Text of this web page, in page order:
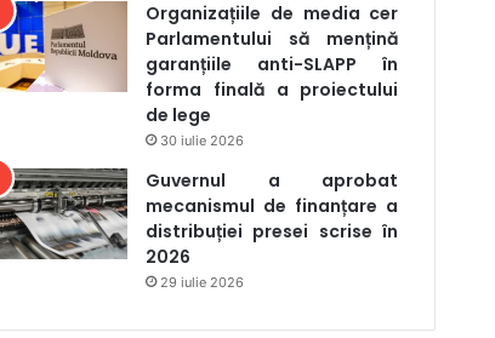
Organizațiile de media cer
Parlamentului să mențină
garanțiile anti-SLAPP în
forma finală a proiectului
de lege
30 iulie 2026
Guvernul a aprobat
mecanismul de finanțare a
distribuției presei scrise în
2026
29 iulie 2026